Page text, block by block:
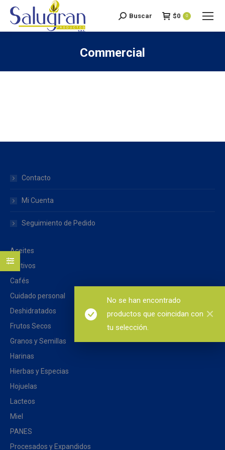
Search:
Buscar $0 0
Commercial
No se han encontrado
productos que coincidan con
tu selección.
Contacto
Mi Cuenta
Seguimiento de Pedido
Aceites
Aditivos
Cafés
Cuidado personal
Deshidratados
Frutos Secos
Granos y Semillas
Harinas
Hierbas y Especias
Hojuelas
Lacteos
Miel
PANES
Procesados y Expandidos